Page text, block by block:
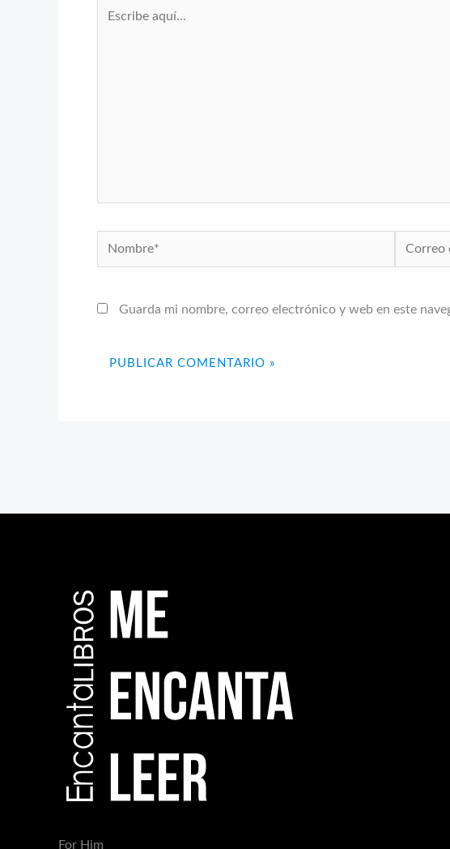
Nombre*
Correo
Guarda mi nombre, correo electrónico y web en este
For Him